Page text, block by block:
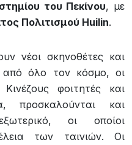
του Πεκίνου, με
Πολιτισμού Huilin.
νέοι σκηνοθέτες και
από όλο τον κόσμο, οι
φοιτητές και
προσκαλούνται και
οι οποίοι
των ταινιών. Οι